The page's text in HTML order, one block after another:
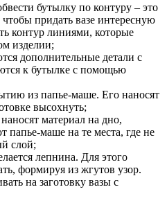
бутылку по контуру – это
чтобы придать вазе интересную
контур линиями, которые
изделии;
дополнительные детали с
к бутылке с помощью
из папье-маше. Его наносят
высохнуть;
материал на дно,
папье-маше на те места, где не
слой;
лепнина. Для этого
формируя из жгутов узор.
на заготовку вазы с